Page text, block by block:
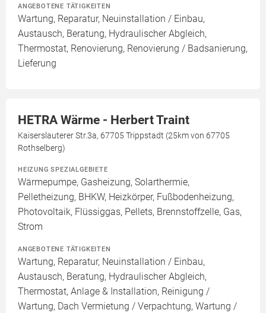
ANGEBOTENE TÄTIGKEITEN
Wartung, Reparatur, Neuinstallation / Einbau,
Austausch, Beratung, Hydraulischer Abgleich,
Thermostat, Renovierung, Renovierung / Badsanierung,
Lieferung
HETRA Wärme - Herbert Traint
Kaiserslauterer Str.3a, 67705 Trippstadt (25km von 67705
Rothselberg)
HEIZUNG SPEZIALGEBIETE
Wärmepumpe, Gasheizung, Solarthermie,
Pelletheizung, BHKW, Heizkörper, Fußbodenheizung,
Photovoltaik, Flüssiggas, Pellets, Brennstoffzelle, Gas,
Strom
ANGEBOTENE TÄTIGKEITEN
Wartung, Reparatur, Neuinstallation / Einbau,
Austausch, Beratung, Hydraulischer Abgleich,
Thermostat, Anlage & Installation, Reinigung /
Wartung, Dach Vermietung / Verpachtung, Wartung /